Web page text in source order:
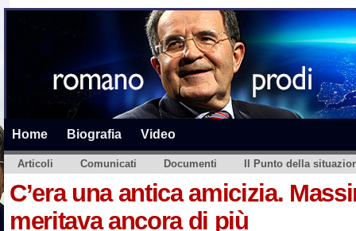
Home Biografia Video
Articoli Comunicati Documenti Il Punto della
C’era una antica amicizia.
meritava ancora di più